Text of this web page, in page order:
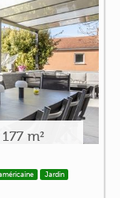
m²
Jardin